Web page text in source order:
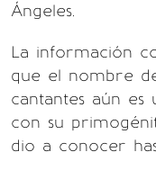
Ángeles.
La información
que el nombre
cantantes aún
con su
dio a conocer